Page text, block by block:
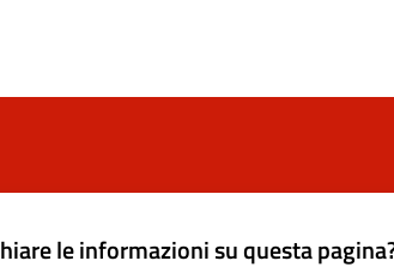
le informazioni su questa